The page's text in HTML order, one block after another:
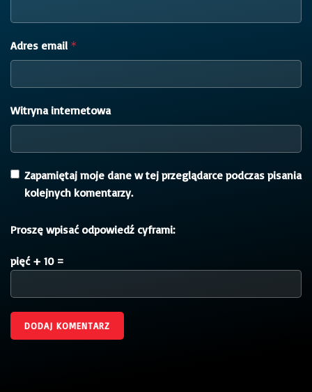
Adres email *
Witryna internetowa
Zapamiętaj moje dane w tej przeglądarce podczas pisania
kolejnych komentarzy.
Proszę wpisać odpowiedź cyframi:
pięć + 10 =